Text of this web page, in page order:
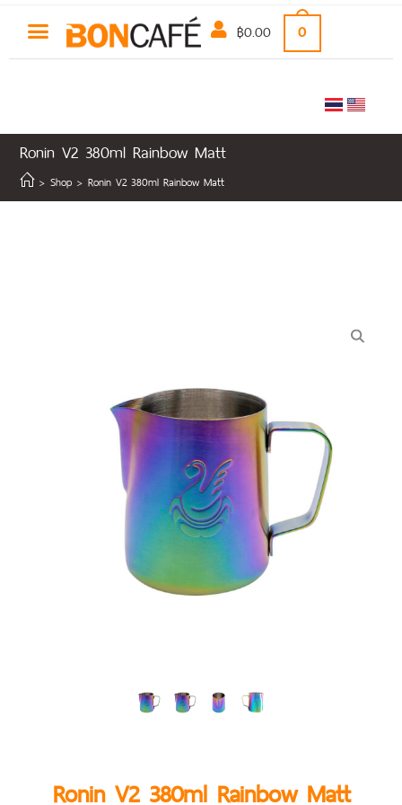
฿0.00 0
Ronin V2 380ml Rainbow Matt
> Shop > Ronin V2 380ml Rainbow Matt
Ronin V2 380ml Rainbow Matt